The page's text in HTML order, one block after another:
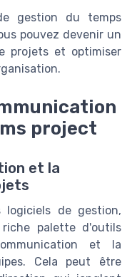
gestion du temps
pouvez devenir un
projets et optimiser
project
et la
de gestion,
palette d'outils
et la
Cela peut être